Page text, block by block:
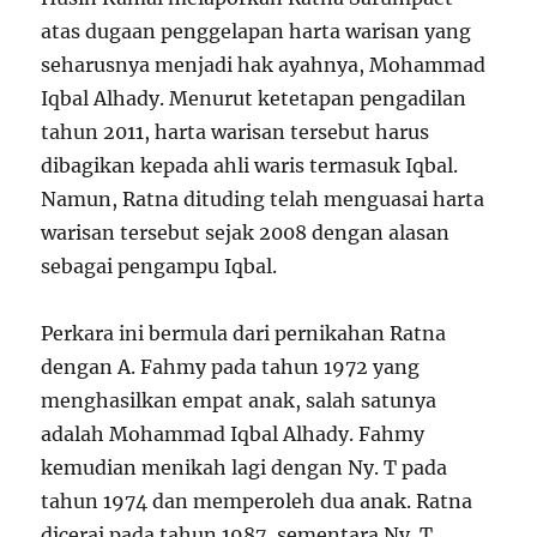
atas dugaan penggelapan harta warisan yang
seharusnya menjadi hak ayahnya, Mohammad
Iqbal Alhady. Menurut ketetapan pengadilan
tahun 2011, harta warisan tersebut harus
dibagikan kepada ahli waris termasuk Iqbal.
Namun, Ratna dituding telah menguasai harta
warisan tersebut sejak 2008 dengan alasan
sebagai pengampu Iqbal.
Perkara ini bermula dari pernikahan Ratna
dengan A. Fahmy pada tahun 1972 yang
menghasilkan empat anak, salah satunya
adalah Mohammad Iqbal Alhady. Fahmy
kemudian menikah lagi dengan Ny. T pada
tahun 1974 dan memperoleh dua anak. Ratna